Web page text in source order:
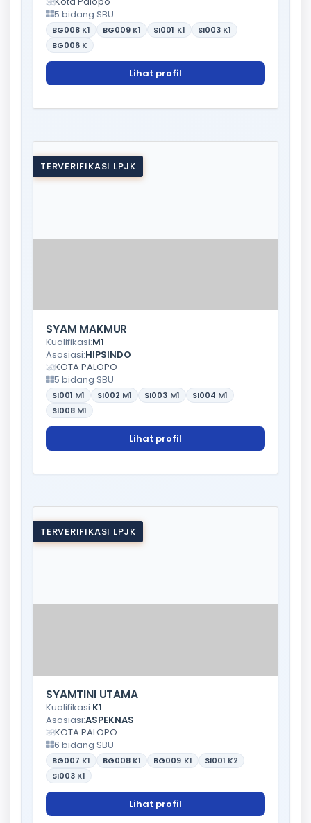
5 bidang SBU
BG008 K1 BG009 K1 SI001 K1 SI003 K1
BG006 K
Lihat profil
TERVERIFIKASI LPJK
SYAM MAKMUR
Kualifikasi:M1
Asosiasi:HIPSINDO
KOTA PALOPO
5 bidang SBU
SI001 M1 SI002 M1 SI003 M1 SI004 M1
SI008 M1
Lihat profil
TERVERIFIKASI LPJK
SYAMTINI UTAMA
Kualifikasi:K1
Asosiasi:ASPEKNAS
KOTA PALOPO
6 bidang SBU
BG007 K1 BG008 K1 BG009 K1 SI001 K2
SI003 K1
Lihat profil